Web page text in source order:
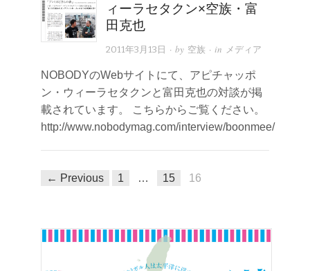
ィーラセタクン×空族・富
田克也
2011年3月13日 · by 空族 · in メディア
NOBODYのWebサイトにて、アピチャッポ
ン・ウィーラセタクンと富田克也の対談が掲
載されています。 こちらからご覧ください。
http://www.nobodymag.com/interview/boonmee/
← Previous 1 … 15 16